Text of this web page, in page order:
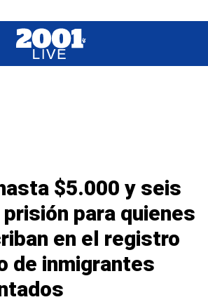
$5.000 y seis
para quienes
en el registro
de inmigrantes